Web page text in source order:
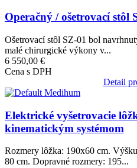
Operačný / ošetrovací stôl
Ošetrovací stôl SZ-01 bol
malé chirurgické výkony v...
6 550,00 €
Cena s DPH
Detail
Obrázok
Elektrické vyšetrovacie
kinematickým systémom
Rozmery lôžka: 190x60 cm.
80 cm. Dopravné rozmery: 195...